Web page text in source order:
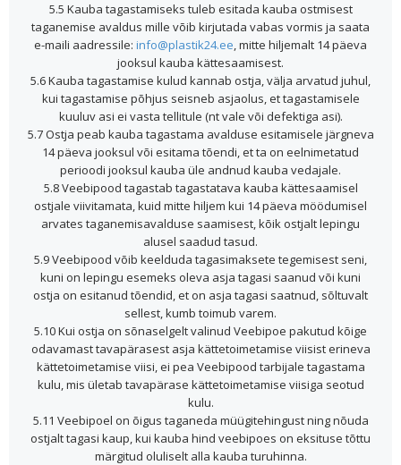
5.5 Kauba tagastamiseks tuleb esitada kauba ostmisest
taganemise avaldus mille võib kirjutada vabas vormis ja saata
e-maili aadressile: info@plastik24.ee, mitte hiljemalt 14 päeva
jooksul kauba kättesaamisest.
5.6 Kauba tagastamise kulud kannab ostja, välja arvatud juhul,
kui tagastamise põhjus seisneb asjaolus, et tagastamisele
kuuluv asi ei vasta tellitule (nt vale või defektiga asi).
5.7 Ostja peab kauba tagastama avalduse esitamisele järgneva
14 päeva jooksul või esitama tõendi, et ta on eelnimetatud
perioodi jooksul kauba üle andnud kauba vedajale.
5.8 Veebipood tagastab tagastatava kauba kättesaamisel
ostjale viivitamata, kuid mitte hiljem kui 14 päeva möödumisel
arvates taganemisavalduse saamisest, kõik ostjalt lepingu
alusel saadud tasud.
5.9 Veebipood võib keelduda tagasimaksete tegemisest seni,
kuni on lepingu esemeks oleva asja tagasi saanud või kuni
ostja on esitanud tõendid, et on asja tagasi saatnud, sõltuvalt
sellest, kumb toimub varem.
5.10 Kui ostja on sõnaselgelt valinud Veebipoe pakutud kõige
odavamast tavapärasest asja kättetoimetamise viisist erineva
kättetoimetamise viisi, ei pea Veebipood tarbijale tagastama
kulu, mis ületab tavapärase kättetoimetamise viisiga seotud
kulu.
5.11 Veebipoel on õigus taganeda müügitehingust ning nõuda
ostjalt tagasi kaup, kui kauba hind veebipoes on eksituse tõttu
märgitud oluliselt alla kauba turuhinna.